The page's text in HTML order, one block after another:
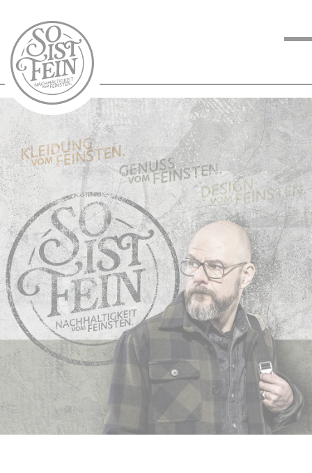
NACHHALTIGKEIT
VOM FEINSTEN
KOCHEN VOM
FEINSTEN
BLOG
KONTAKT